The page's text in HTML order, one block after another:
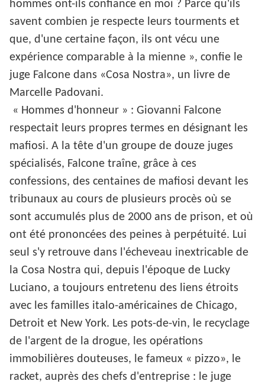
hommes ont-ils confiance en moi ? Parce qu'ils
savent combien je respecte leurs tourments et
que, d'une certaine façon, ils ont vécu une
expérience comparable à la mienne », confie le
juge Falcone dans «Cosa Nostra», un livre de
Marcelle Padovani.
« Hommes d'honneur » : Giovanni Falcone
respectait leurs propres termes en désignant les
mafiosi. A la tête d'un groupe de douze juges
spécialisés, Falcone traîne, grâce à ces
confessions, des centaines de mafiosi devant les
tribunaux au cours de plusieurs procès où se
sont accumulés plus de 2000 ans de prison, et où
ont été prononcées des peines à perpétuité. Lui
seul s'y retrouve dans l'écheveau inextricable de
la Cosa Nostra qui, depuis l'époque de Lucky
Luciano, a toujours entretenu des liens étroits
avec les familles italo-américaines de Chicago,
Detroit et New York. Les pots-de-vin, le recyclage
de l'argent de la drogue, les opérations
immobilières douteuses, le fameux « pizzo», le
racket, auprès des chefs d'entreprise : le juge